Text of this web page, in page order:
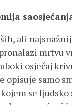
ali
mrtvu
osjećaj
opisuje samo
se ljudsko